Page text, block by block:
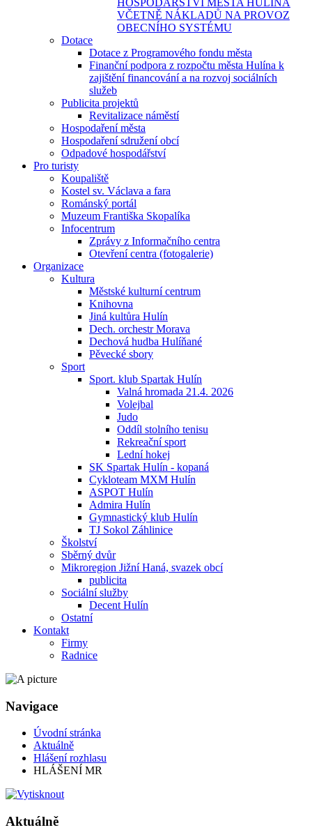
VČETNĚ NÁKLADŮ NA PROVOZ
OBECNÍHO SYSTÉMU
Dotace
Dotace z Programového fondu města
Finanční podpora z rozpočtu města Hulína k
zajištění financování a na rozvoj sociálních
služeb
Publicita projektů
Revitalizace náměstí
Hospodaření města
Hospodaření sdružení obcí
Odpadové hospodářství
Pro turisty
Koupaliště
Kostel sv. Václava a fara
Románský portál
Muzeum Františka Skopalíka
Infocentrum
Zprávy z Informačního centra
Otevření centra (fotogalerie)
Organizace
Kultura
Městské kulturní centrum
Knihovna
Jiná kultůra Hulín
Dech. orchestr Morava
Dechová hudba Hulíňané
Pěvecké sbory
Sport
Sport. klub Spartak Hulín
Valná hromada 21.4. 2026
Volejbal
Judo
Oddíl stolního tenisu
Rekreační sport
Lední hokej
SK Spartak Hulín - kopaná
Cykloteam MXM Hulín
ASPOT Hulín
Admira Hulín
Gymnastický klub Hulín
TJ Sokol Záhlinice
Školství
Sběrný dvůr
Mikroregion Jižní Haná, svazek obcí
publicita
Sociální služby
Decent Hulín
Ostatní
Kontakt
Firmy
Radnice
Navigace
Úvodní stránka
Aktuálně
Hlášení rozhlasu
HLÁŠENÍ MR
Aktuálně